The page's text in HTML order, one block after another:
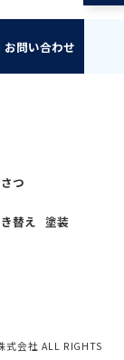
お問い合わせ
つ
替え 塗装
会社 ALL RIGHTS